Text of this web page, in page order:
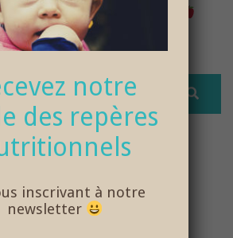
fraîchement cuisinés
et cela change tout !
BEBE-
2
notre
des repères
inscrivant à notre
newsletter